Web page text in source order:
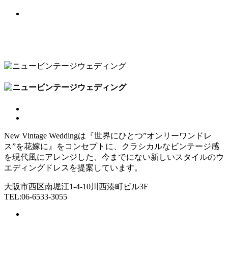
New Vintage Weddingは『世界にひとつ”オンリーワンドレ
ス”を花嫁に』をコンセプトに、クラシカルなビンテージ感
を現代風にアレンジした、今までにない新しいスタイルのウ
エディングドレスを提案しています。
大阪市西区南堀江1-4-10川西湊町ビル3F
TEL:06-6533-3055